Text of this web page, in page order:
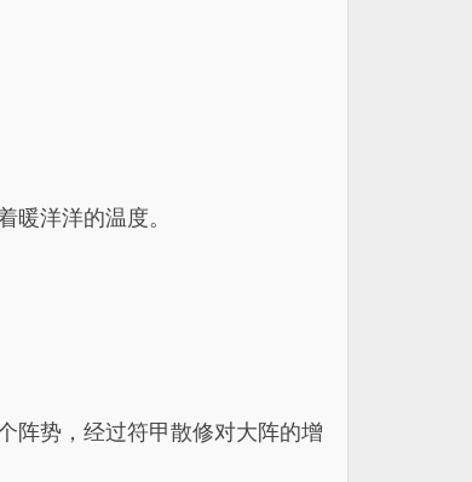
洋洋的温度。
阵势，经过符甲散修对大阵的增